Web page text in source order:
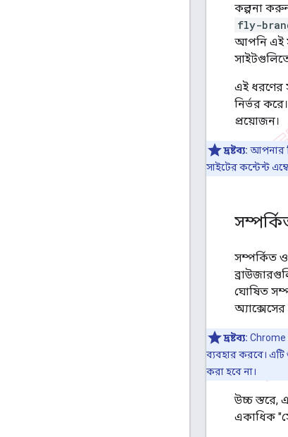
কল্পনা
fly-
আপনি এই
এই ধরণের
নির্ভর
প্রয়োজন।
দ্রষ্টব্য: আপনার
সাইটের কন্টেন্ট
সম্পর্কিত
ঘোষিত
দ্রষ্টব্য:
ব্যবহার করবে। এটি
করা হবে না।
উচ্চ স্তরে,
একাধিক